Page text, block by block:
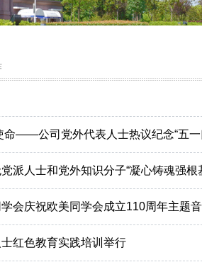
命——公司党外代表人士热议纪念“五一
派人士和党外知识分子“凝心铸魂强根
会庆祝欧美同学会成立110周年主题
红色教育实践培训举行